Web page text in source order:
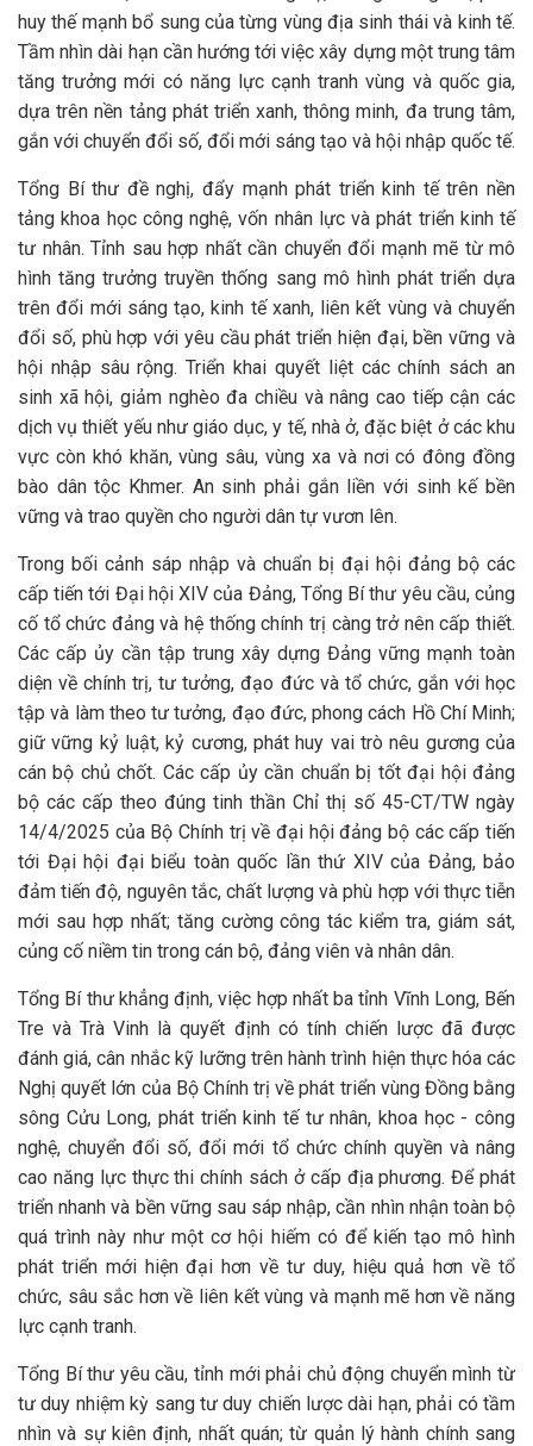
huy thế mạnh bổ sung của từng vùng địa sinh thái và kinh tế.
Tầm nhìn dài hạn cần hướng tới việc xây dựng một trung tâm
tăng trưởng mới có năng lực cạnh tranh vùng và quốc gia,
dựa trên nền tảng phát triển xanh, thông minh, đa trung tâm,
gắn với chuyển đổi số, đổi mới sáng tạo và hội nhập quốc tế.
Tổng Bí thư đề nghị, đẩy mạnh phát triển kinh tế trên nền
tảng khoa học công nghệ, vốn nhân lực và phát triển kinh tế
tư nhân. Tỉnh sau hợp nhất cần chuyển đổi mạnh mẽ từ mô
hình tăng trưởng truyền thống sang mô hình phát triển dựa
trên đổi mới sáng tạo, kinh tế xanh, liên kết vùng và chuyển
đổi số, phù hợp với yêu cầu phát triển hiện đại, bền vững và
hội nhập sâu rộng. Triển khai quyết liệt các chính sách an
sinh xã hội, giảm nghèo đa chiều và nâng cao tiếp cận các
dịch vụ thiết yếu như giáo dục, y tế, nhà ở, đặc biệt ở các khu
vực còn khó khăn, vùng sâu, vùng xa và nơi có đông đồng
bào dân tộc Khmer. An sinh phải gắn liền với sinh kế bền
vững và trao quyền cho người dân tự vươn lên.
Trong bối cảnh sáp nhập và chuẩn bị đại hội đảng bộ các
cấp tiến tới Đại hội XIV của Đảng, Tổng Bí thư yêu cầu, củng
cố tổ chức đảng và hệ thống chính trị càng trở nên cấp thiết.
Các cấp ủy cần tập trung xây dựng Đảng vững mạnh toàn
diện về chính trị, tư tưởng, đạo đức và tổ chức, gắn với học
tập và làm theo tư tưởng, đạo đức, phong cách Hồ Chí Minh;
giữ vững kỷ luật, kỷ cương, phát huy vai trò nêu gương của
cán bộ chủ chốt. Các cấp ủy cần chuẩn bị tốt đại hội đảng
bộ các cấp theo đúng tinh thần Chỉ thị số 45-CT/TW ngày
14/4/2025 của Bộ Chính trị về đại hội đảng bộ các cấp tiến
tới Đại hội đại biểu toàn quốc lần thứ XIV của Đảng, bảo
đảm tiến độ, nguyên tắc, chất lượng và phù hợp với thực tiễn
mới sau hợp nhất; tăng cường công tác kiểm tra, giám sát,
củng cố niềm tin trong cán bộ, đảng viên và nhân dân.
Tổng Bí thư khẳng định, việc hợp nhất ba tỉnh Vĩnh Long, Bến
Tre và Trà Vinh là quyết định có tính chiến lược đã được
đánh giá, cân nhắc kỹ lưỡng trên hành trình hiện thực hóa các
Nghị quyết lớn của Bộ Chính trị về phát triển vùng Đồng bằng
sông Cửu Long, phát triển kinh tế tư nhân, khoa học - công
nghệ, chuyển đổi số, đổi mới tổ chức chính quyền và nâng
cao năng lực thực thi chính sách ở cấp địa phương. Để phát
triển nhanh và bền vững sau sáp nhập, cần nhìn nhận toàn bộ
quá trình này như một cơ hội hiếm có để kiến tạo mô hình
phát triển mới hiện đại hơn về tư duy, hiệu quả hơn về tổ
chức, sâu sắc hơn về liên kết vùng và mạnh mẽ hơn về năng
lực cạnh tranh.
Tổng Bí thư yêu cầu, tỉnh mới phải chủ động chuyển mình từ
tư duy nhiệm kỳ sang tư duy chiến lược dài hạn, phải có tầm
nhìn và sự kiên định, nhất quán; từ quản lý hành chính sang